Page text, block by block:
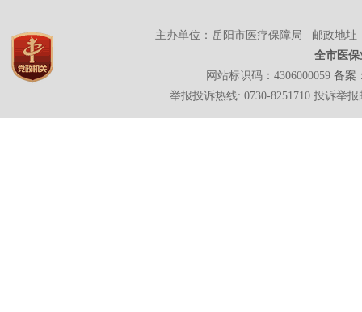
主办单位：岳阳市医疗保障局 邮政地址
全市医
网站标识码：4306000059 备案
举报投诉热线: 0730-8251710 投诉举